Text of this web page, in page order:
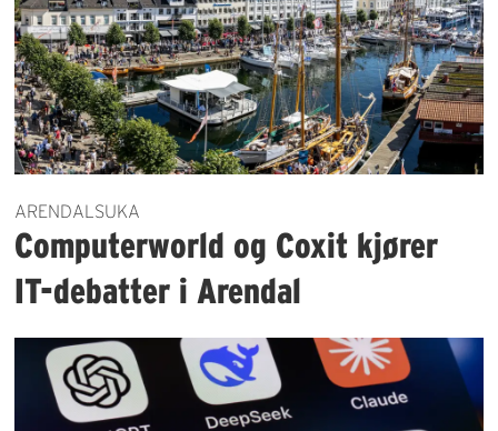
ARENDALSUKA
Computerworld og Coxit kjører
IT-debatter i Arendal